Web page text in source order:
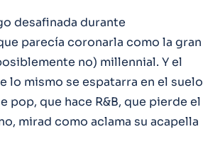
desafinada durante
parecía coronarla como la gran
no) millennial. Y el
lo mismo se espatarra en el suelo
pop, que hace R&B, que pierde el
mirad como aclama su acapella